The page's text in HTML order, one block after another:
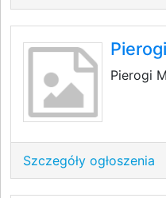
Pierogi
Szczegóły ogłoszenia